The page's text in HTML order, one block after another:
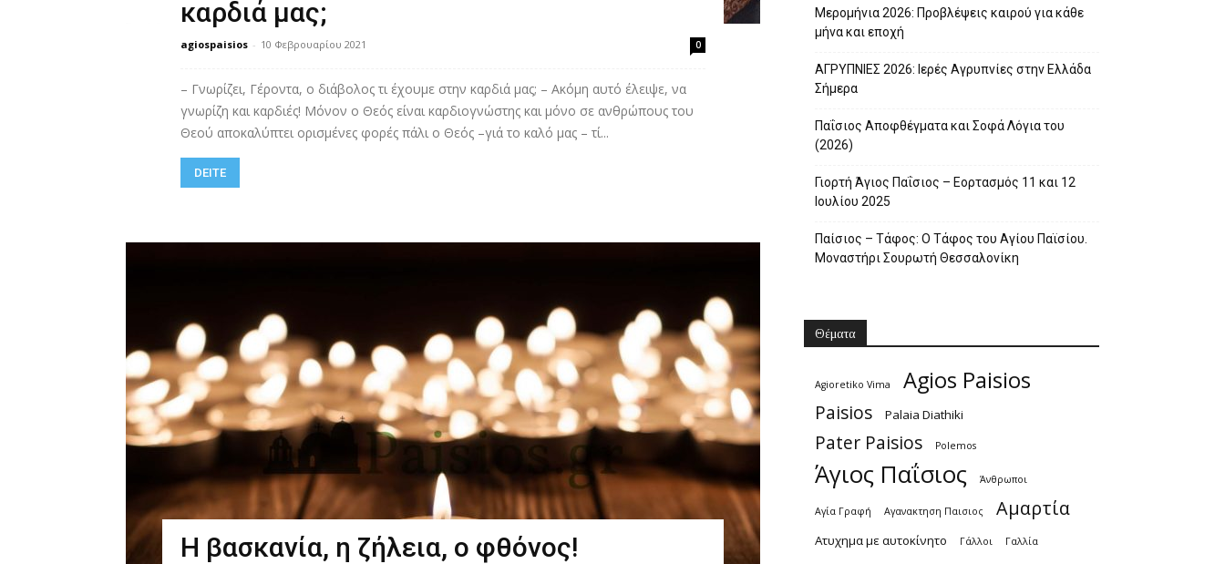
καρδιά μας;
agiospaisios - 10 Φεβρουαρίου 2021 0
– Γνωρίζει, Γέροντα, ο διάβολος τι έχουμε στην καρδιά μας; – Ακόμη αυτό έλειψε, να
γνωρίζη και καρδιές! Μόνον ο Θεός είναι καρδιογνώστης και μόνο σε ανθρώπους του
Θεού αποκαλύπτει ορισμένες φορές πάλι ο Θεός –γιά το καλό μας – τί...
DEITE
Η βασκανία, η ζήλεια, ο φθόνος!
Μερομήνια 2026: Προβλέψεις καιρού για κάθε
μήνα και εποχή
ΑΓΡΥΠΝΙΕΣ 2026: Ιερές Αγρυπνίες στην Ελλάδα
Σήμερα
Παΐσιος Αποφθέγματα και Σοφά Λόγια του
(2026)
Γιορτή Άγιος Παΐσιος – Εορτασμός 11 και 12
Ιουλίου 2025
Παίσιος – Τάφος: Ο Τάφος του Αγίου Παϊσίου.
Μοναστήρι Σουρωτή Θεσσαλονίκη
Θέματα
Agioretiko Vima Agios Paisios
Paisios Palaia Diathiki
Pater Paisios Polemos
Άγιος Παΐσιος Άνθρωποι
Αγία Γραφή Αγανακτηση Παισιος Αμαρτία
Ατυχημα με αυτοκίνητο Γάλλοι Γαλλία